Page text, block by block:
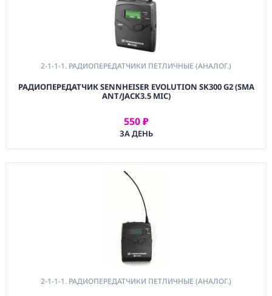
2-1-1-1. РАДИОПЕРЕДАТЧИКИ ПЕТЛИЧНЫЕ (АНАЛОГ.)
РАДИОПЕРЕДАТЧИК SENNHEISER EVOLUTION SK300 G2 (SMA
ANT/JACK3.5 MIC)
550 ₽
ЗА ДЕНЬ
АРЕНДОВАТЬ
2-1-1-1. РАДИОПЕРЕДАТЧИКИ ПЕТЛИЧНЫЕ (АНАЛОГ.)